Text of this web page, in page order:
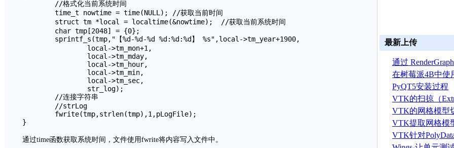
}
通过time函数获取系统时间，文件使用fwrite将内容写入文件中。
最新上传
通过
建 ASTRYN 的
在树莓派4B中使
OpenGL ES程序
PyQT5安装过程
VTK的扫掠（
算法
VTK的网格模型
VTK提取网格模
据算法
VTK针对